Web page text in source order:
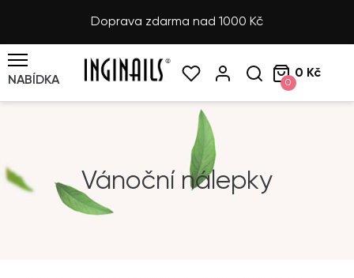
Doprava zdarma nad 1000 Kč
NABÍDKA 0
0 Kč
Vánoční nálepky